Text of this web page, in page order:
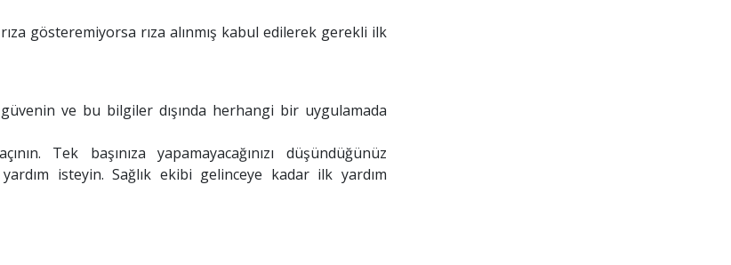
gösteremiyorsa rıza alınmış kabul edilerek gerekli ilk
ve bu bilgiler dışında herhangi bir uygulamada
Tek başınıza yapamayacağınızı düşündüğünüz
isteyin. Sağlık ekibi gelinceye kadar ilk yardım